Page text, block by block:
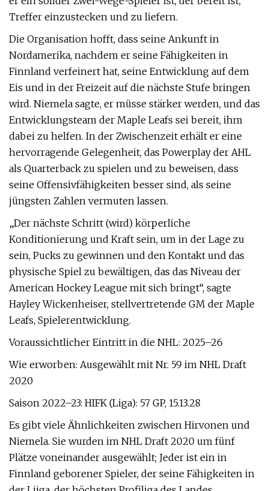
Treffer einzustecken und zu liefern.
Die Organisation hofft, dass seine Ankunft in
Nordamerika, nachdem er seine Fähigkeiten in
Finnland verfeinert hat, seine Entwicklung auf dem
Eis und in der Freizeit auf die nächste Stufe bringen
wird. Niemela sagte, er müsse stärker werden, und das
Entwicklungsteam der Maple Leafs sei bereit, ihm
dabei zu helfen. In der Zwischenzeit erhält er eine
hervorragende Gelegenheit, das Powerplay der AHL
als Quarterback zu spielen und zu beweisen, dass
seine Offensivfähigkeiten besser sind, als seine
jüngsten Zahlen vermuten lassen.
„Der nächste Schritt (wird) körperliche
Konditionierung und Kraft sein, um in der Lage zu
sein, Pucks zu gewinnen und den Kontakt und das
physische Spiel zu bewältigen, das das Niveau der
American Hockey League mit sich bringt“, sagte
Hayley Wickenheiser, stellvertretende GM der Maple
Leafs, Spielerentwicklung.
Voraussichtlicher Eintritt in die NHL: 2025–26
Wie erworben: Ausgewählt mit Nr. 59 im NHL Draft
2020
Saison 2022–23: HIFK (Liga): 57 GP, 15.13.28
Es gibt viele Ähnlichkeiten zwischen Hirvonen und
Niemela. Sie wurden im NHL Draft 2020 um fünf
Plätze voneinander ausgewählt; Jeder ist ein in
Finnland geborener Spieler, der seine Fähigkeiten in